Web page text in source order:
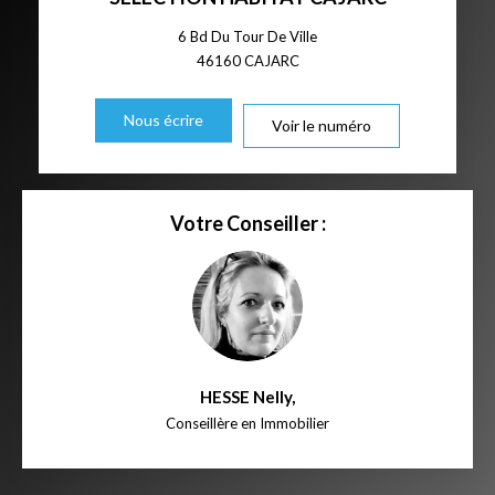
6 Bd Du Tour De Ville
46160CAJARC
Nous écrire Voir le numéro
Votre Conseiller :
HESSE Nelly,
Conseillère en Immobilier